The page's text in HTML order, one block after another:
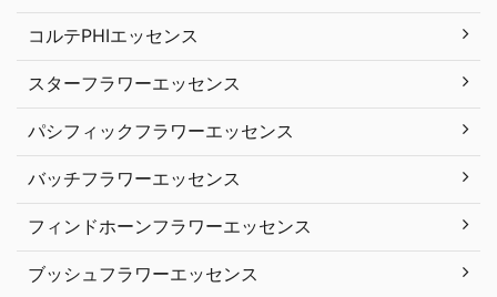
コルテPHIエッセンス
スターフラワーエッセンス
パシフィックフラワーエッセンス
バッチフラワーエッセンス
フィンドホーンフラワーエッセンス
ブッシュフラワーエッセンス